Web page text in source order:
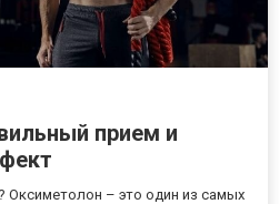
прием и
Оксиметолон – это один из самых